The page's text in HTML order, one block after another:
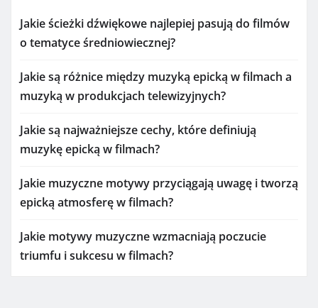
Jakie ścieżki dźwiękowe najlepiej pasują do filmów
o tematyce średniowiecznej?
Jakie są różnice między muzyką epicką w filmach a
muzyką w produkcjach telewizyjnych?
Jakie są najważniejsze cechy, które definiują
muzykę epicką w filmach?
Jakie muzyczne motywy przyciągają uwagę i tworzą
epicką atmosferę w filmach?
Jakie motywy muzyczne wzmacniają poczucie
triumfu i sukcesu w filmach?